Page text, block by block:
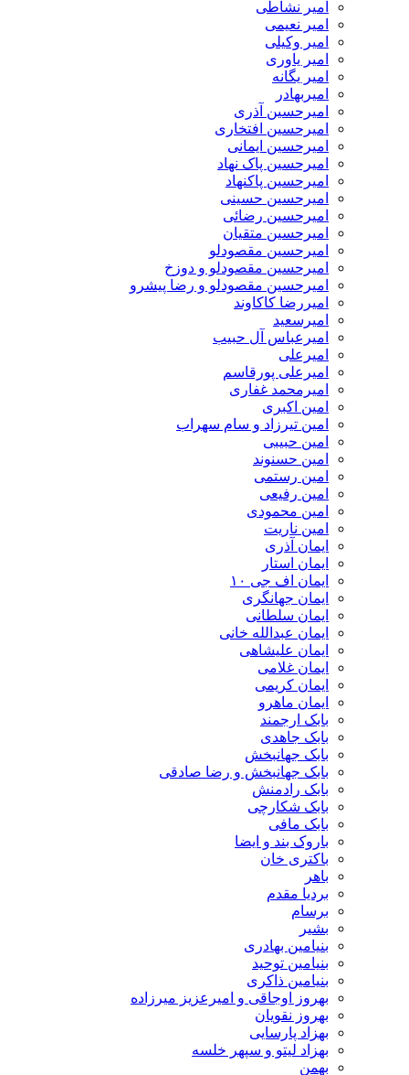
امیر نشاطی
امیر نعیمی
امیر وکیلی
امیر یاوری
امیر یگانه
امیربهادر
امیرحسین آذری
امیرحسین افتخاری
امیرحسین ایمانی
امیرحسین پاک نهاد
امیرحسین پاکنهاد
امیرحسین حسینی
امیرحسین رضائی
امیرحسین متقیان
امیرحسین مقصودلو
امیرحسین مقصودلو و دوزخ
امیرحسین مقصودلو و رضا پیشرو
امیررضا کاکاوند
امیرسعید
امیرعباس آل حبیب
امیرعلی
امیرعلی پورقاسم
امیرمحمد غفاری
امین اکبری
امین تیرزاد و سام سهراب
امین حبیبی
امین حسنوند
امین رستمی
امین رفیعی
امین محمودی
امین ناریت
ایمان آذری
ایمان استار
ایمان اف جی ۱۰
ایمان جهانگری
ایمان سلطانی
ایمان عبدالله خانی
ایمان علیشاهی
ایمان غلامی
ایمان کریمی
ایمان ماهرو
بابک ارجمند
بابک جاهدی
بابک جهانبخش
بابک جهانبخش و رضا صادقی
بابک رادمنش
بابک شکارچی
بابک مافی
باروک بند و ایضا
باکتری خان
بردیا مقدم
بنیامین بهادری
بنیامین توحید
بنیامین ذاکری
بهروز اوجاقی و امیرعزیز میرزاده
بهروز نقویان
بهزاد پارسایی
بهزاد لیتو و سپهر خلسه